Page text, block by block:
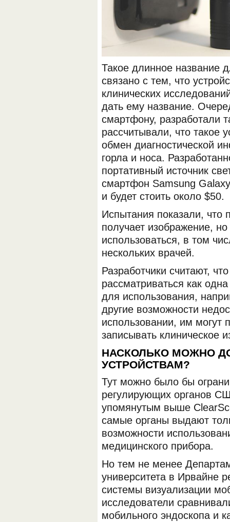
Такое длинное название
связано с тем, что
клинических
дать ему название.
смартфону, разработали
рассчитывали, что такое
обмен диагностической
горла и носа.
портативный источник
смартфон Samsung
и будет стоить около $50.
Испытания показали, что
получает изображение,
использоваться, в том
нескольких врачей.
Разработчики считают,
рассматриваться как
для использования,
другие возможности
использовании, им могут
записывать клиническое
НАСКОЛЬКО МОЖНО
УСТРОЙСТВАМ?
Тут можно было бы
регулирующих органов
упомянутым выше
самые органы выдают
возможности
медицинского прибора.
Но тем не менее
университета в Ирвайне
системы визуализации
исследователи
мобильного эндоскопа и